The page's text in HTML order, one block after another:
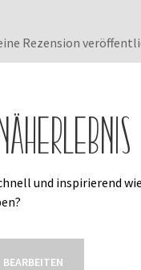
Rezension
…
und inspirierend
BEARBEITEN